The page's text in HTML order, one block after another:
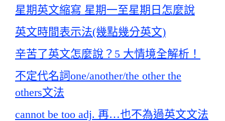
星期英文縮寫 星期一至星期日怎麼說
英文時間表示法(幾點幾分英文)
辛苦了英文怎麼說？5 大情境全解析！
不定代名詞one/another/the other the
others文法
cannot be too adj. 再…也不為過英文文法